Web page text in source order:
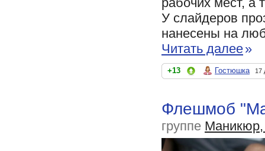
У слайдеров
нанесены на
Читать далее»
+13 Гостюшка 17
Флешмоб
группе